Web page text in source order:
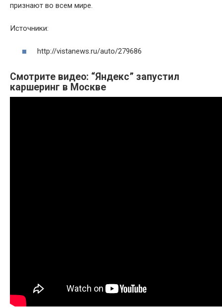
признают во всем мире.
Источники:
http://vistanews.ru/auto/279686
Смотрите видео: “Яндекс” запустил
каршеринг в Москве